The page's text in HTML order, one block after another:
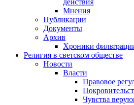
действия
Мнения
Публикации
Документы
Архив
Хроники
Религия в светском обществе
Новости
Власти
Правовое
Чувства